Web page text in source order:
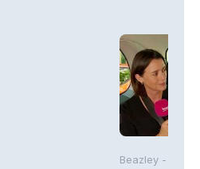
Beazley -